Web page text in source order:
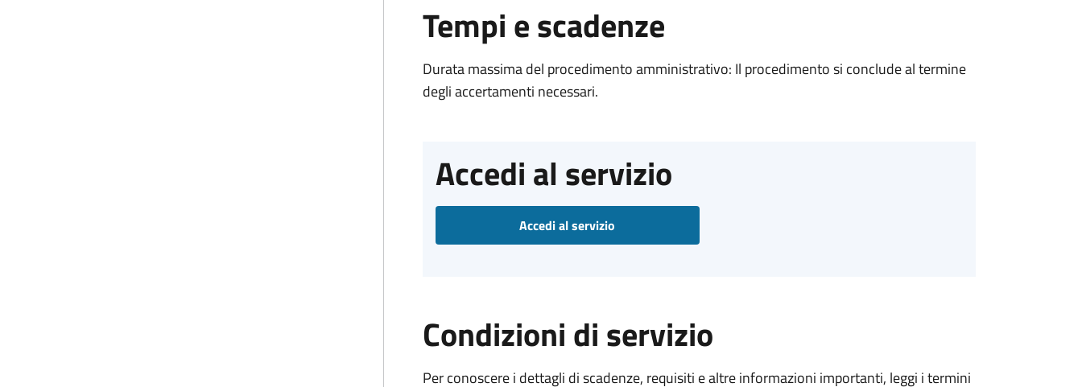
Tempi e scadenze
Durata massima del procedimento amministrativo: Il procedimento si conclude al termine
degli accertamenti necessari.
Accedi al servizio
Accedi al servizio
Condizioni di servizio
Per conoscere i dettagli di scadenze, requisiti e altre informazioni importanti, leggi i termini